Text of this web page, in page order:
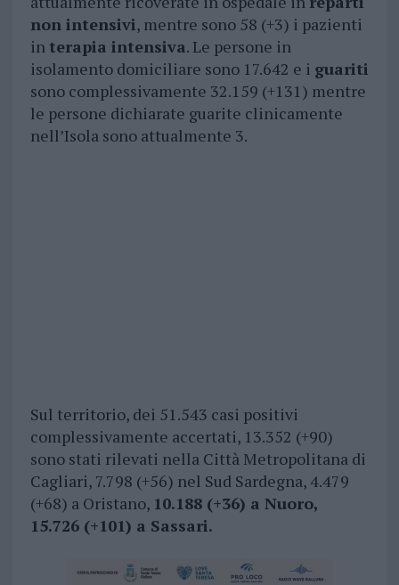
non intensivi, mentre sono 58 (+3) i pazienti
in terapia intensiva. Le persone in
isolamento domiciliare sono 17.642 e i guariti
sono complessivamente 32.159 (+131) mentre
le persone dichiarate guarite clinicamente
nell’Isola sono attualmente 3.
Sul territorio, dei 51.543 casi positivi
complessivamente accertati, 13.352 (+90)
sono stati rilevati nella Città Metropolitana di
Cagliari, 7.798 (+56) nel Sud Sardegna, 4.479
(+68) a Oristano, 10.188 (+36) a Nuoro,
15.726 (+101) a Sassari.